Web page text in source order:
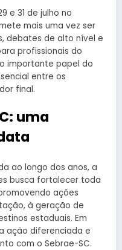
e 31 de julho no
mais uma vez ser
debates de alto nível e
profissionais do
importante papel do
entre os
final.
uma
ao longo dos anos, a
busca fortalecer toda
ações
à geração de
estaduais. Em
ação diferenciada e
com o Sebrae-SC.